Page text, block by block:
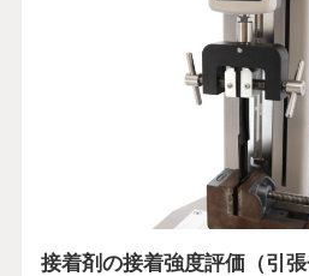
接着剤の接着強度評価（引